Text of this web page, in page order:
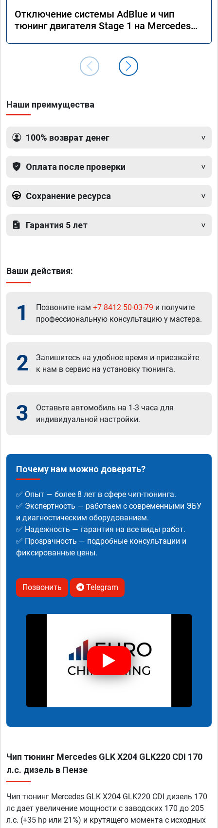
Отключение системы AdBlue и чип
тюнинг двигателя Stage 1 на Mercedes
Наши преимущества
100% возврат денег
Оплата после проверки
Сохранение ресурса
Гарантия 5 лет
Ваши действия:
1 Позвоните нам +7 8412 50-03-79 и получите
профессиональную консультацию у мастера.
2
Запишитесь на удобное время и приезжайте
к нам в сервис на установку тюнинга.
3
Оставьте автомобиль на 1-3 часа для
индивидуальной настройки.
Почему нам можно доверять?
✅ Опыт — более 8 лет в сфере чип-тюнинга.
✅ Экспертность — работаем с современными ЭБУ
и диагностическим оборудованием.
✅ Надежность — гарантия на все виды работ.
✅ Прозрачность — подробные консультации и
фиксированные цены.
Позвонить Telegram
Чип тюнинг Mercedes GLK X204 GLK220 CDI 170
л.с. дизель в Пензе
Чип тюнинг Mercedes GLK X204 GLK220 CDI дизель 170
лс дает увеличение мощности с заводских 170 до 205
л.с. (+35 hp или 21%) и крутящего момента с исходных